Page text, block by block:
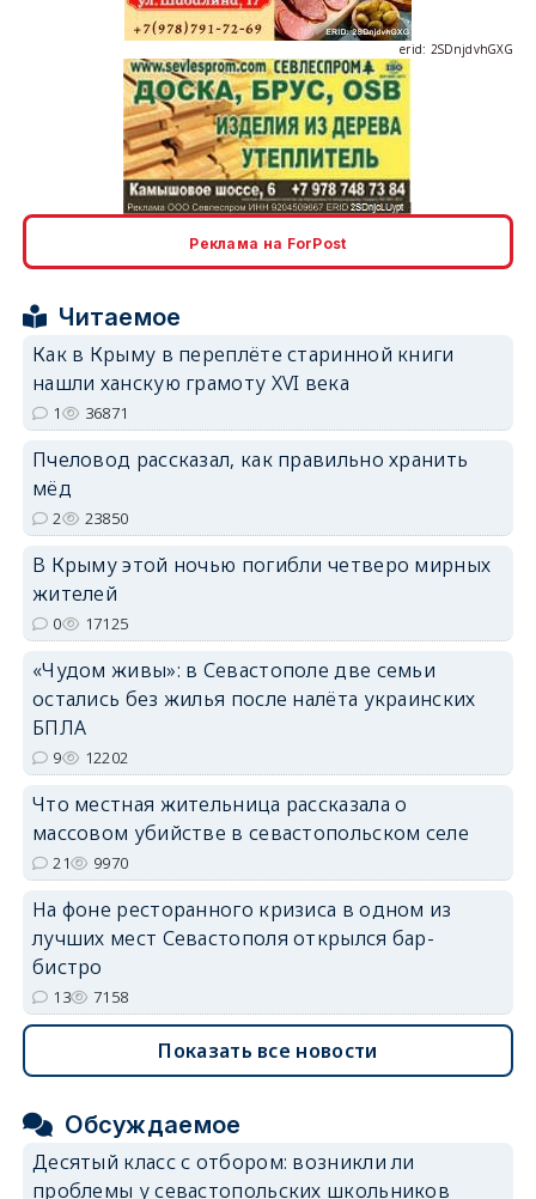
erid: 2SDnjcLUypt
erid: 2SDnjcrDNw6
erid: 2SDnjdvhGXG
Реклама на ForPost
Читаемое
Как в Крыму в переплёте старинной книги
нашли ханскую грамоту XVI века
1 36871
Пчеловод рассказал, как правильно хранить
мёд
2 23850
В Крыму этой ночью погибли четверо мирных
жителей
0 17125
«Чудом живы»: в Севастополе две семьи
остались без жилья после налёта украинских
БПЛА
9 12202
Что местная жительница рассказала о
массовом убийстве в севастопольском селе
21 9970
На фоне ресторанного кризиса в одном из
лучших мест Севастополя открылся бар-
бистро
13 7158
Показать все новости
Обсуждаемое
Десятый класс с отбором: возникли ли
проблемы у севастопольских школьников